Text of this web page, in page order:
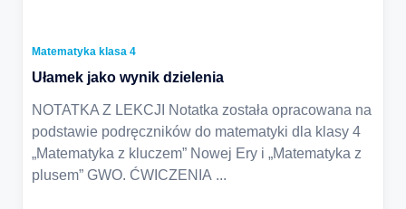
Matematyka klasa 4
Ułamek jako wynik dzielenia
NOTATKA Z LEKCJI Notatka została opracowana na
podstawie podręczników do matematyki dla klasy 4
„Matematyka z kluczem” Nowej Ery i „Matematyka z
plusem” GWO. ĆWICZENIA ...